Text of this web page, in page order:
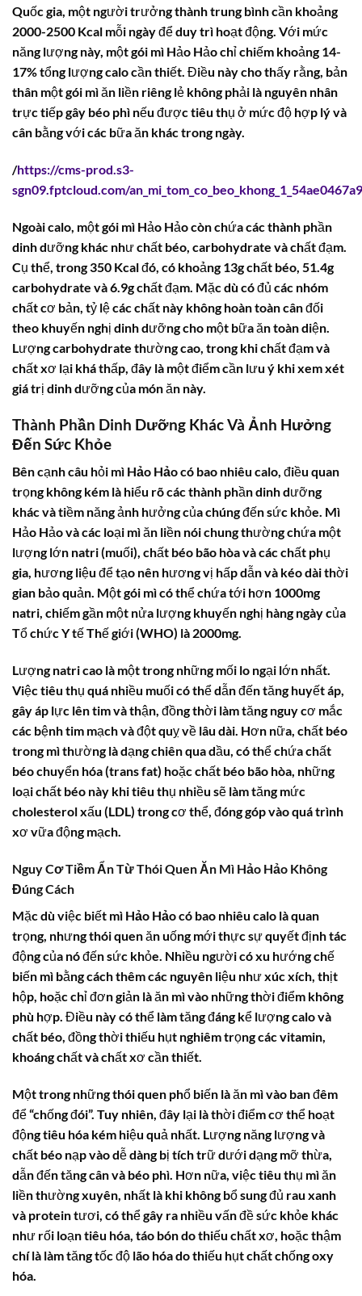
Quốc gia, một người trưởng thành trung bình cần khoảng
2000-2500 Kcal mỗi ngày để duy trì hoạt động. Với mức
năng lượng này, một gói mì Hảo Hảo chỉ chiếm khoảng 14-
17% tổng lượng calo cần thiết. Điều này cho thấy rằng, bản
thân một gói mì ăn liền riêng lẻ không phải là nguyên nhân
trực tiếp gây béo phì nếu được tiêu thụ ở mức độ hợp lý và
cân bằng với các bữa ăn khác trong ngày.
/https://cms-prod.s3-
sgn09.fptcloud.com/
Ngoài calo, một gói mì Hảo Hảo còn chứa các thành phần
dinh dưỡng khác như chất béo, carbohydrate và chất đạm.
Cụ thể, trong 350 Kcal đó, có khoảng 13g chất béo, 51.4g
carbohydrate và 6.9g chất đạm. Mặc dù có đủ các nhóm
chất cơ bản, tỷ lệ các chất này không hoàn toàn cân đối
theo khuyến nghị dinh dưỡng cho một bữa ăn toàn diện.
Lượng carbohydrate thường cao, trong khi chất đạm và
chất xơ lại khá thấp, đây là một điểm cần lưu ý khi xem xét
giá trị dinh dưỡng của món ăn này.
Thành Phần Dinh Dưỡng Khác Và Ảnh Hưởng
Đến Sức Khỏe
Bên cạnh câu hỏi mì Hảo Hảo có bao nhiêu calo, điều quan
trọng không kém là hiểu rõ các thành phần dinh dưỡng
khác và tiềm năng ảnh hưởng của chúng đến sức khỏe. Mì
Hảo Hảo và các loại mì ăn liền nói chung thường chứa một
lượng lớn natri (muối), chất béo bão hòa và các chất phụ
gia, hương liệu để tạo nên hương vị hấp dẫn và kéo dài thời
gian bảo quản. Một gói mì có thể chứa tới hơn 1000mg
natri, chiếm gần một nửa lượng khuyến nghị hàng ngày của
Tổ chức Y tế Thế giới (WHO) là 2000mg.
Lượng natri cao là một trong những mối lo ngại lớn nhất.
Việc tiêu thụ quá nhiều muối có thể dẫn đến tăng huyết áp,
gây áp lực lên tim và thận, đồng thời làm tăng nguy cơ mắc
các bệnh tim mạch và đột quỵ về lâu dài. Hơn nữa, chất béo
trong mì thường là dạng chiên qua dầu, có thể chứa chất
béo chuyển hóa (trans fat) hoặc chất béo bão hòa, những
loại chất béo này khi tiêu thụ nhiều sẽ làm tăng mức
cholesterol xấu (LDL) trong cơ thể, đóng góp vào quá trình
xơ vữa động mạch.
Nguy Cơ Tiềm Ẩn Từ Thói Quen Ăn Mì Hảo Hảo Không
Đúng Cách
Mặc dù việc biết mì Hảo Hảo có bao nhiêu calo là quan
trọng, nhưng thói quen ăn uống mới thực sự quyết định tác
động của nó đến sức khỏe. Nhiều người có xu hướng chế
biến mì bằng cách thêm các nguyên liệu như xúc xích, thịt
hộp, hoặc chỉ đơn giản là ăn mì vào những thời điểm không
phù hợp. Điều này có thể làm tăng đáng kể lượng calo và
chất béo, đồng thời thiếu hụt nghiêm trọng các vitamin,
khoáng chất và chất xơ cần thiết.
Một trong những thói quen phổ biến là ăn mì vào ban đêm
để “chống đói”. Tuy nhiên, đây lại là thời điểm cơ thể hoạt
động tiêu hóa kém hiệu quả nhất. Lượng năng lượng và
chất béo nạp vào dễ dàng bị tích trữ dưới dạng mỡ thừa,
dẫn đến tăng cân và béo phì. Hơn nữa, việc tiêu thụ mì ăn
liền thường xuyên, nhất là khi không bổ sung đủ rau xanh
và protein tươi, có thể gây ra nhiều vấn đề sức khỏe khác
như rối loạn tiêu hóa, táo bón do thiếu chất xơ, hoặc thậm
chí là làm tăng tốc độ lão hóa do thiếu hụt chất chống oxy
hóa.